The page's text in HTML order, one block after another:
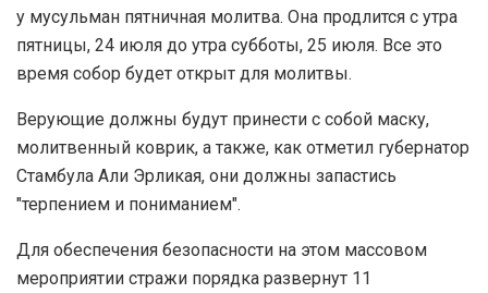
у мусульман пятничная молитва. Она продлится с утра
пятницы, 24 июля до утра субботы, 25 июля. Все это
время собор будет открыт для молитвы.
Верующие должны будут принести с собой маску,
молитвенный коврик, а также, как отметил губернатор
Стамбула Али Эрликая, они должны запастись
"терпением и пониманием".
Для обеспечения безопасности на этом массовом
мероприятии стражи порядка развернут 11